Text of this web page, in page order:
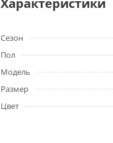
Характеристики
Сезон
Пол
Модель
Размер
Цвет